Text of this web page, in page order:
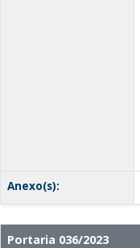
Anexo(s):
Portaria 036/2023